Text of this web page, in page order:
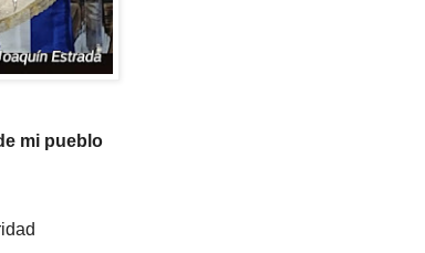
mi pueblo